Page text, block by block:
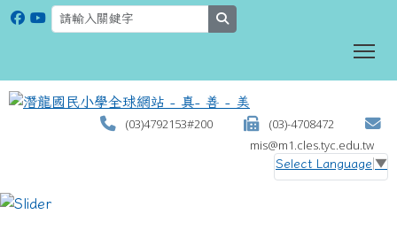
(03)4792153#200
(03)-4708472
mis@m1.cles.tyc.edu.tw
Select Language ▼